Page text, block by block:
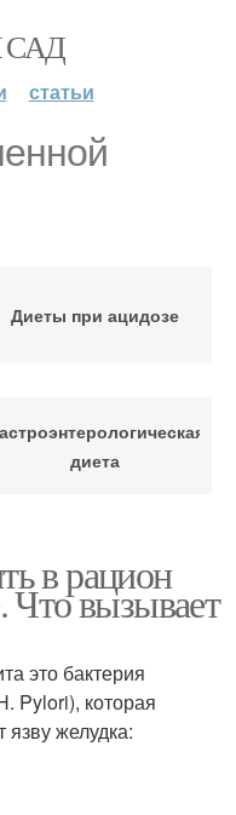
статьи
Диеты при ацидозе
диета
в рацион
Что вызывает
это бактерия
Pylori), которая
язву желудка: